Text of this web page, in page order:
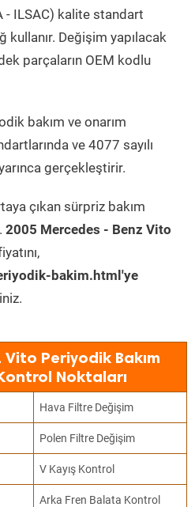
- ILSAC) kalite standart
Değişim yapılacak
parçaların OEM kodlu
bakım ve onarım
ve 4077 sayılı
gerçekleştirir.
çıkan sürpriz bakım
2005 Mercedes - Benz Vito
bakim.html'ye
Periyodik Bakım
Noktaları
Hava Filtre Değişim
Polen Filtre Değişim
V Kayış Kontrol
Arka Fren Balata Kontrol